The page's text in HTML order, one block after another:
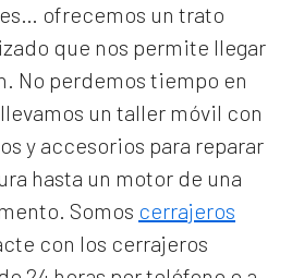
ofrecemos un trato
que nos permite llegar
No perdemos tiempo en
un taller móvil con
y accesorios para reparar
hasta un motor de una
Somos cerrajeros
con los cerrajeros